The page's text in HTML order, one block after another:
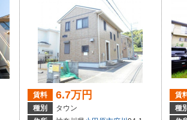
賃料 6.7万円
種別
タウン
賃
種